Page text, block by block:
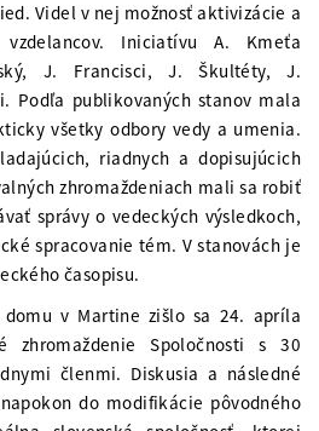
Videl v nej možnosť aktivizácie a
vzdelancov. Iniciatívu A. Kmeťa
J. Francisci, J. Škultéty, J.
Podľa publikovaných stanov mala
všetky odbory vedy a umenia.
riadnych a dopisujúcich
zhromaždeniach mali sa robiť
správy o vedeckých výsledkoch,
spracovanie tém. V stanovách je
časopisu.
v Martine zišlo sa 24. apríla
zhromaždenie Spoločnosti s 30
členmi. Diskusia a následné
do modifikácie pôvodného